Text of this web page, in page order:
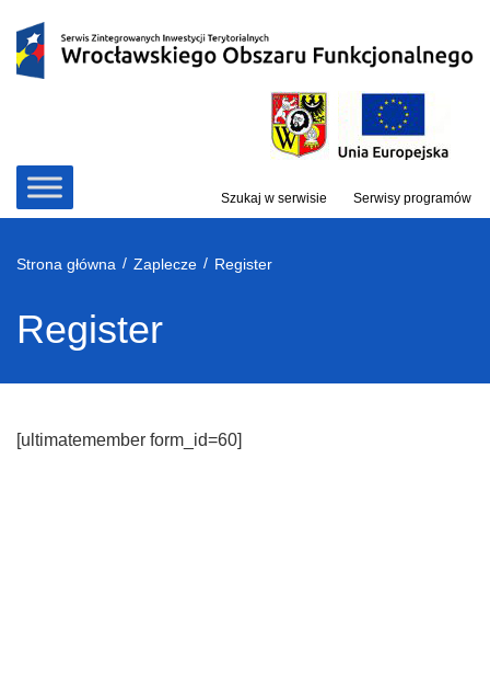
treści
Szukaj w serwisie Serwisy programów
Strona główna / Zaplecze / Register
Register
[ultimatemember form_id=60]